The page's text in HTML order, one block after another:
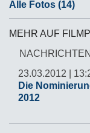
Alle Fotos (14)
MEHR AUF
NACHRICHTEN
23.03.2012 |
Die
2012